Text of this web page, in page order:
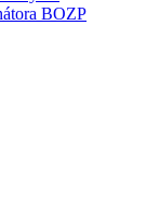
BOZP